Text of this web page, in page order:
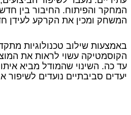
המחקר והפיתוח. החיבור בין
המשחק ומכין את הקרקע לעידן
באמצעות שילוב טכנולוגיות
הקוסמטיקה עשוי לראות את
עד כה. השינוי שהמודל מביא
יעדים סביבתיים נועדים לשיפור